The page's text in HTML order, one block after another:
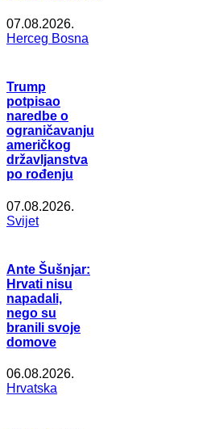
07.08.2026.
Herceg Bosna
Trump
potpisao
naredbe o
ograničavanju
američkog
državljanstva
po rođenju
07.08.2026.
Svijet
Ante Šušnjar:
Hrvati nisu
napadali,
nego su
branili svoje
domove
06.08.2026.
Hrvatska